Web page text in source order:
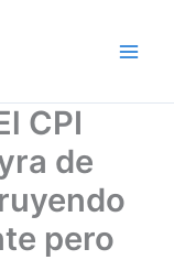
CPI
de
pero